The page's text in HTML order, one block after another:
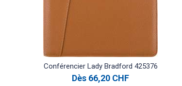
Conférencier Lady Bradford 425376
Dès 66,20 CHF